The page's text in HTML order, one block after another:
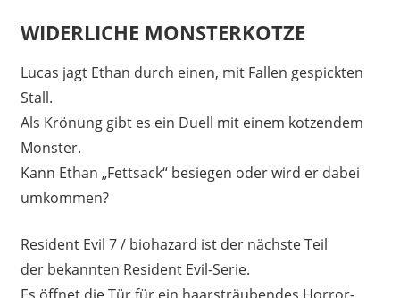
WIDERLICHE MONSTERKOTZE
Lucas jagt Ethan durch einen, mit Fallen gespickten
Stall.
Als Krönung gibt es ein Duell mit einem kotzendem
Monster.
Kann Ethan „Fettsack“ besiegen oder wird er dabei
umkommen?
Resident Evil 7 / biohazard ist der nächste Teil
der bekannten Resident Evil-Serie.